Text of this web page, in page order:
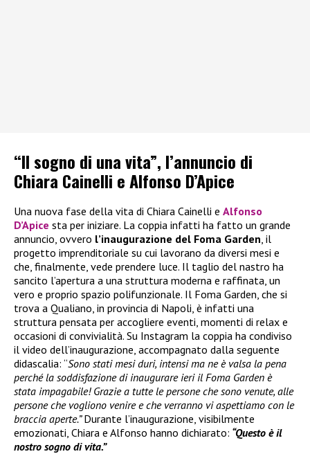
“Il sogno di una vita”, l’annuncio di
Chiara Cainelli e Alfonso D’Apice
Una nuova fase della vita di Chiara Cainelli e Alfonso
D’Apice sta per iniziare. La coppia infatti ha fatto un grande
annuncio, ovvero l’inaugurazione del Foma Garden , il
progetto imprenditoriale su cui lavorano da diversi mesi e
che, finalmente, vede prendere luce. Il taglio del nastro ha
sancito l’apertura a una struttura moderna e raffinata, un
vero e proprio spazio polifunzionale. Il Foma Garden, che si
trova a Qualiano, in provincia di Napoli, è infatti una
struttura pensata per accogliere eventi, momenti di relax e
occasioni di convivialità. Su Instagram la coppia ha condiviso
il video dell’inaugurazione, accompagnato dalla seguente
didascalia: “Sono stati mesi duri, intensi ma ne è valsa la pena
perché la soddisfazione di inaugurare ieri il Foma Garden è
stata impagabile! Grazie a tutte le persone che sono venute, alle
persone che vogliono venire e che verranno vi aspettiamo con le
braccia aperte.”Durante l’inaugurazione, visibilmente
emozionati, Chiara e Alfonso hanno dichiarato: “Questo è il
nostro sogno di vita.”